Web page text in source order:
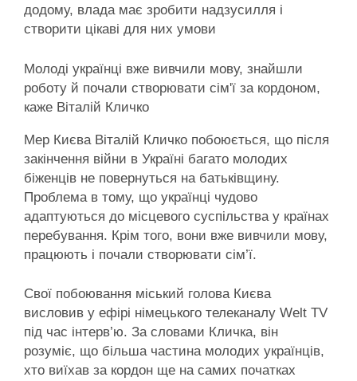
додому, влада має зробити надзусилля і
створити цікаві для них умови
Молоді українці вже вивчили мову, знайшли
роботу й почали створювати сім'ї за кордоном,
каже Віталій Кличко
Мер Києва Віталій Кличко побоюється, що після
закінчення війни в Україні багато молодих
біженців не повернуться на батьківщину.
Проблема в тому, що українці чудово
адаптуються до місцевого суспільства у країнах
перебування. Крім того, вони вже вивчили мову,
працюють і почали створювати сім’ї.
Свої побоювання міський голова Києва
висловив у ефірі німецького телеканалу Welt TV
під час інтерв’ю. За словами Кличка, він
розуміє, що більша частина молодих українців,
хто виїхав за кордон ще на самих початках